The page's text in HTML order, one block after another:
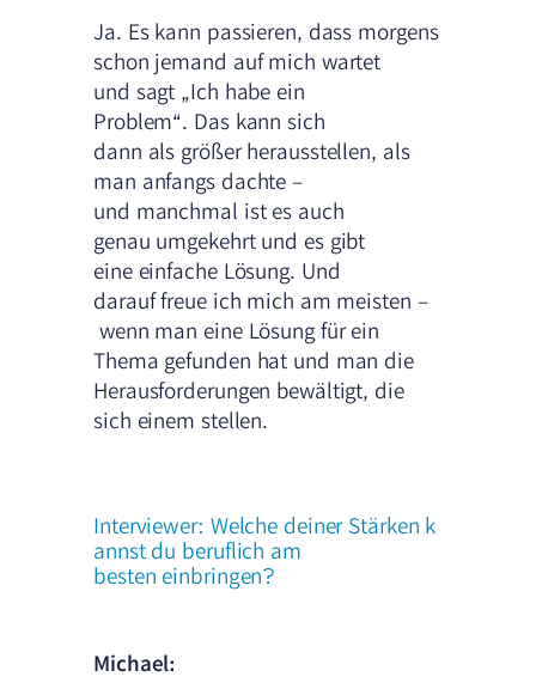
Ja. Es kann passieren, dass morgens
schon jemand auf mich wartet
und sagt „Ich habe ein
Problem“. Das kann sich
dann als größer herausstellen, als
man anfangs dachte –
und manchmal ist es auch
genau umgekehrt und es gibt
eine einfache Lösung. Und
darauf freue ich mich am meisten –
wenn man eine Lösung für ein
Thema gefunden hat und man die
Herausforderungen bewältigt, die
sich einem stellen.
Interviewer: Welche deiner Stärken k
annst du beruflich am
besten einbringen?
Michael: